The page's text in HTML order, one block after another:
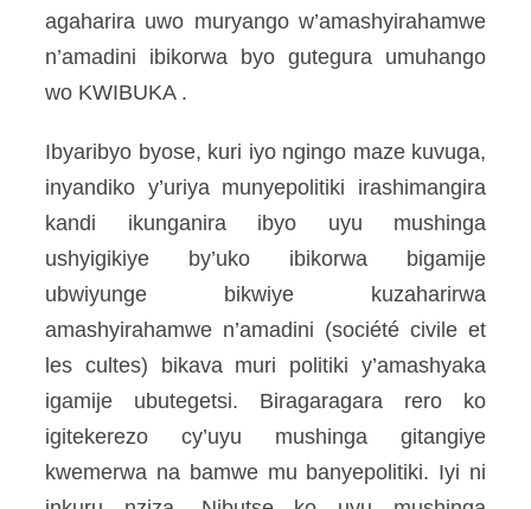
agaharira uwo muryango w’amashyirahamwe
n’amadini ibikorwa byo gutegura umuhango
wo KWIBUKA .
Ibyaribyo byose, kuri iyo ngingo maze kuvuga,
inyandiko y’uriya munyepolitiki irashimangira
kandi ikunganira ibyo uyu mushinga
ushyigikiye by’uko ibikorwa bigamije
ubwiyunge bikwiye kuzaharirwa
amashyirahamwe n’amadini (société civile et
les cultes) bikava muri politiki y’amashyaka
igamije ubutegetsi. Biragaragara rero ko
igitekerezo cy’uyu mushinga gitangiye
kwemerwa na bamwe mu banyepolitiki. Iyi ni